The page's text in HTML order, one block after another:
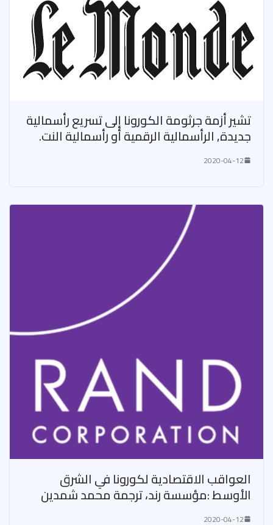
تشير أزمة جرثومة الكورونا إلى تسريع رأسمالية
جديدة, الرأسمالية الرقمية أو رأسمالية النت.
2020-04-12
العواقب الاقتصادية لكورونا في الشرق
الأوسط :مؤسسة رند، ترجمة محمد شمدين
2020-04-12